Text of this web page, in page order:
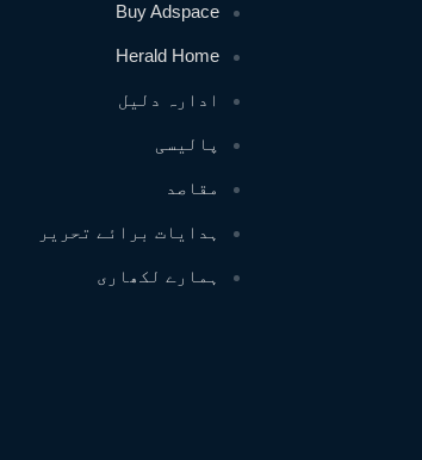
Buy Adspace
Herald Home
ادارہ دلیل
پالیسی
مقاصد
ہدایات برائے تحریر
ہمارے لکھاری